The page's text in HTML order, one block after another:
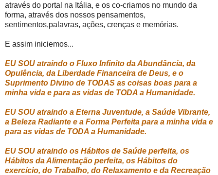
através do portal na Itália, e os co-criamos no mundo da
forma, através dos nossos pensamentos,
sentimentos,palavras, ações, crenças e memórias.
E assim iniciemos...
EU SOU atraindo o Fluxo Infinito da Abundância, da
Opulência, da Liberdade Financeira de Deus, e o
Suprimento Divino de TODAS as coisas boas para a
minha vida e para as vidas de TODA a Humanidade.
EU SOU atraindo a Eterna Juventude, a Saúde Vibrante,
a Beleza Radiante e a Forma Perfeita para a minha vida e
para as vidas de TODA a Humanidade.
EU SOU atraindo os Hábitos de Saúde perfeita, os
Hábitos da Alimentação perfeita, os Hábitos do
exercício, do Trabalho, do Relaxamento e da Recreação